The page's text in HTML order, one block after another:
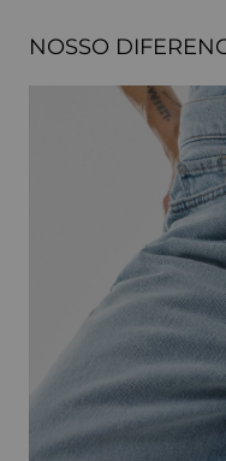
NOSSO